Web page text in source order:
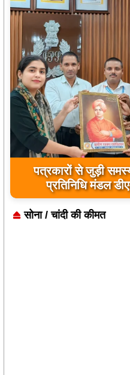
जिला कारागार में दो
मिलेगा
सोना / चांदी की कीमत